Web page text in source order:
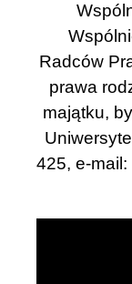
Radców
prawa
majątku,
425, e-mail: